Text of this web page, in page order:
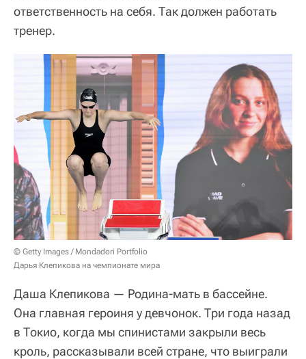
ответственность на себя. Так должен работать
тренер.
© Getty Images / Mondadori Portfolio
Дарья Клепикова на чемпионате мира
Даша Клепикова — Родина-мать в бассейне.
Она главная героиня у девчонок. Три года назад
в Токио, когда мы спинистами закрыли весь
кроль, рассказывали всей стране, что выиграли